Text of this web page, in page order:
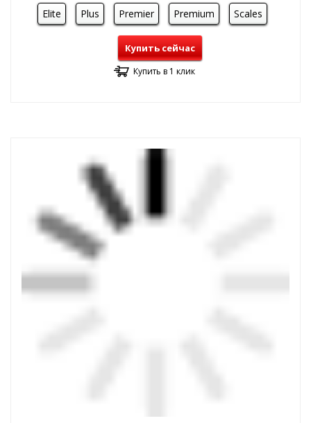
Elite
Plus Premier Premium Scales
Купить сейчас
Купить в 1 клик